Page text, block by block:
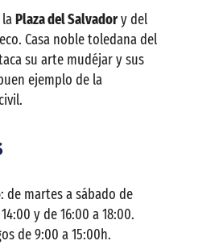
Plaza del Salvadory del
Casa noble toledana del
su arte mudéjar y sus
ejemplo de la
: de martes a sábado de
y de 16:00 a 18:00.
de 9:00 a 15:00h.